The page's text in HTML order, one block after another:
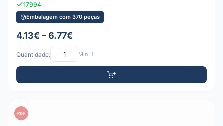
17994
Embalagem com 370 peças
4.13€ – 6.77€
Quantidade: Mín: 1
PDF